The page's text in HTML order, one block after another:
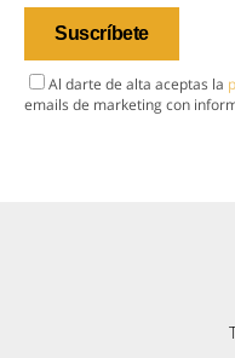
Al darte de alta aceptas la
emails de marketing con